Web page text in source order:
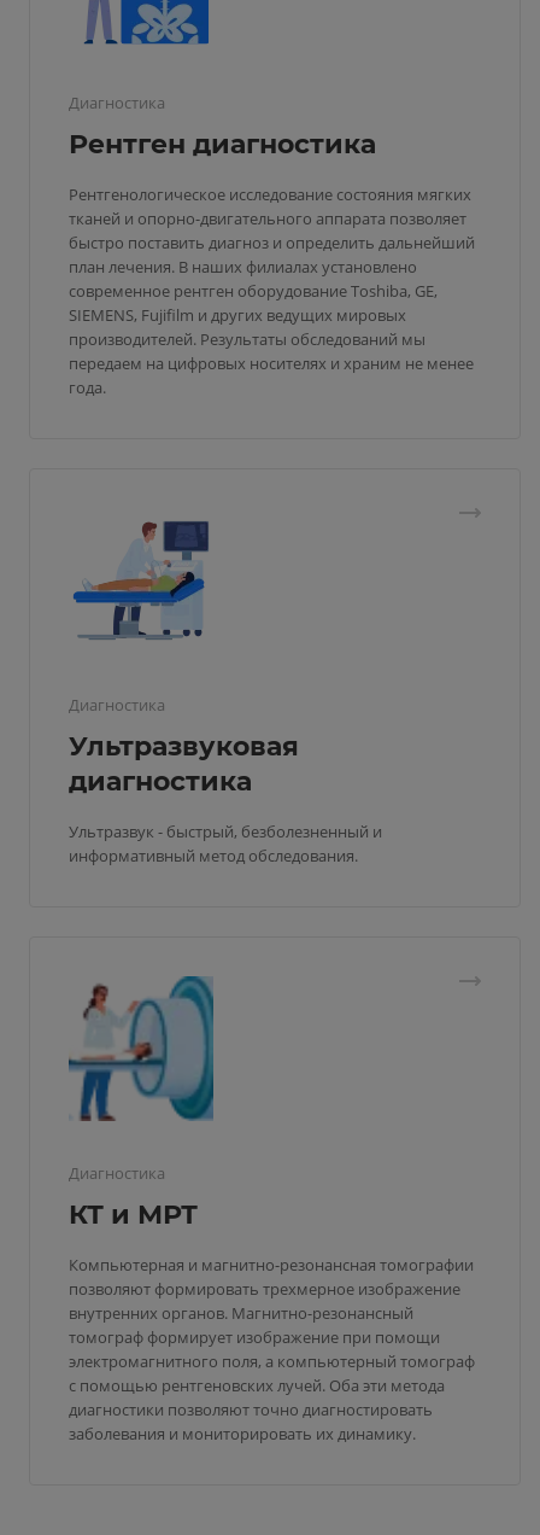
Диагностика
Рентген диагностика
Рентгенологическое исследование состояния мягких
тканей и опорно-двигательного аппарата позволяет
быстро поставить диагноз и определить дальнейший
план лечения. В наших филиалах установлено
современное рентген оборудование Toshiba, GE,
SIEMENS, Fujifilm и других ведущих мировых
производителей. Результаты обследований мы
передаем на цифровых носителях и храним не менее
года.
Диагностика
Ультразвуковая
диагностика
Ультразвук - быстрый, безболезненный и
информативный метод обследования.
Диагностика
КТ и МРТ
Компьютерная и магнитно-резонансная томографии
позволяют формировать трехмерное изображение
внутренних органов. Магнитно-резонансный
томограф формирует изображение при помощи
электромагнитного поля, а компьютерный томограф
с помощью рентгеновских лучей. Оба эти метода
диагностики позволяют точно диагностировать
заболевания и мониторировать их динамику.